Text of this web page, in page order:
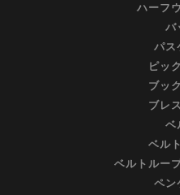
ハーフ
バ
パス
ピッ
ブッ
ブレ
ベ
ベル
ベルトルー
ペン